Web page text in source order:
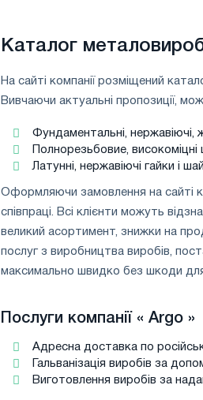
Каталог
На сайті компанії розміщений
Вивчаючи актуальні пропозиції,
Фундаментальні, нержавіючі,
Полнорезьбовие, високоміцні
Латунні, нержавіючі гайки і
Оформляючи замовлення на сайті
співпраці. Всі клієнти можуть
великий асортимент, знижки на
послуг з виробництва виробів,
максимально швидко без шкоди для
Послуги компанії « Argo »
Адресна доставка по
Гальванізація виробів за
Виготовлення виробів за